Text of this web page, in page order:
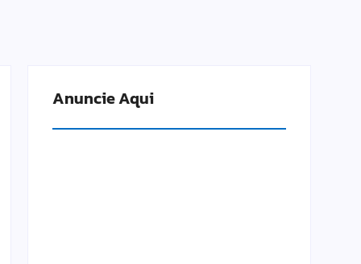
Anuncie Aqui